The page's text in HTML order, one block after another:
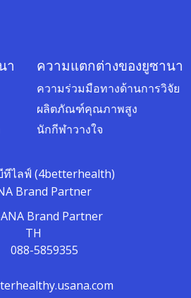
า ความแตกต่างของยูซานา
ความร่วมมือทางด้านการวิจัย
ผลิตภัณฑ์คุณภาพสูง
นักกีฬาวางใจ
ทีไลฟ์ (4betterhealth)
Brand Partner
Brand Partner
TH
088-5859355